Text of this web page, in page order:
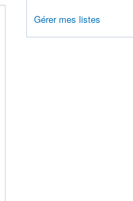
Gérer mes listes